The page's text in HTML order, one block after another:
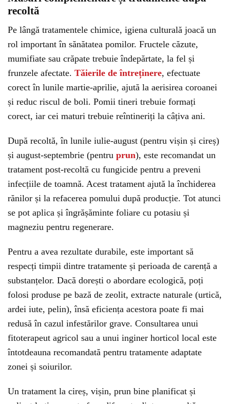
recoltă
Pe lângă tratamentele chimice, igiena culturală joacă un
rol important în sănătatea pomilor. Fructele căzute,
mumifiate sau crăpate trebuie îndepărtate, la fel și
frunzele afectate. Tăierile de întreținere, efectuate
corect în lunile martie-aprilie, ajută la aerisirea coroanei
și reduc riscul de boli. Pomii tineri trebuie formați
corect, iar cei maturi trebuie reîntineriți la câțiva ani.
După recoltă, în lunile iulie-august (pentru vișin și cireș)
și august-septembrie (pentru prun), este recomandat un
tratament post-recoltă cu fungicide pentru a preveni
infecțiile de toamnă. Acest tratament ajută la închiderea
rănilor și la refacerea pomului după producție. Tot atunci
se pot aplica și îngrășăminte foliare cu potasiu și
magneziu pentru regenerare.
Pentru a avea rezultate durabile, este important să
respecți timpii dintre tratamente și perioada de carență a
substanțelor. Dacă dorești o abordare ecologică, poți
folosi produse pe bază de zeolit, extracte naturale (urtică,
ardei iute, pelin), însă eficiența acestora poate fi mai
redusă în cazul infestărilor grave. Consultarea unui
fitoterapeut agricol sau a unui inginer horticol local este
întotdeauna recomandată pentru tratamente adaptate
zonei și soiurilor.
Un tratament la cireș, vișin, prun bine planificat și